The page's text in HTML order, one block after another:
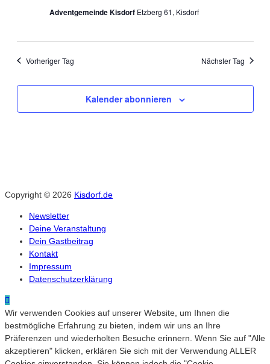
Adventgemeinde Kisdorf Etzberg 61, Kisdorf
Vorheriger Tag Nächster Tag
Kalender abonnieren
Copyright © 2026 Kisdorf.de
Newsletter
Deine Veranstaltung
Dein Gastbeitrag
Kontakt
Impressum
Datenschutzerklärung
Wir verwenden Cookies auf unserer Website, um Ihnen die
bestmögliche Erfahrung zu bieten, indem wir uns an Ihre
Präferenzen und wiederholten Besuche erinnern. Wenn Sie auf "Alle
akzeptieren" klicken, erklären Sie sich mit der Verwendung ALLER